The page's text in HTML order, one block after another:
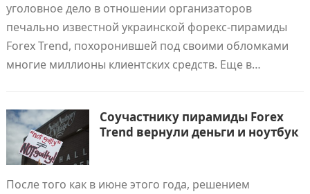
уголовное дело в отношении организаторов
печально известной украинской форекс-пирамиды
Forex Trend, похоронившей под своими обломками
многие миллионы клиентских средств. Еще в…
Соучастнику пирамиды Forex
Trend вернули деньги и ноутбук
После того как в июне этого года, решением